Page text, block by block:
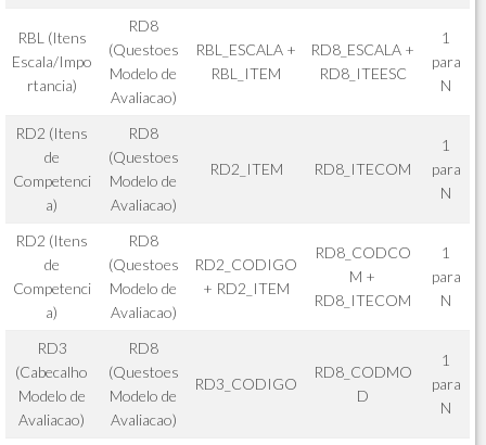
RBL (Itens
Escala/Impo
rtancia)
RD8
(Questoes
Modelo de
Avaliacao)
RBL_ESCALA +
RBL_ITEM
RD8_ESCALA +
RD8_ITEESC
1
para
N
RD2 (Itens
de
Competenci
a)
RD8
(Questoes
Modelo de
Avaliacao)
RD2_ITEM RD8_ITECOM
1
para
N
RD2 (Itens
de
Competenci
a)
RD8
(Questoes
Modelo de
Avaliacao)
RD2_CODIGO
+ RD2_ITEM
RD8_CODCO
M +
RD8_ITECOM
1
para
N
RD3
(Cabecalho
Modelo de
Avaliacao)
RD8
(Questoes
Modelo de
Avaliacao)
RD3_CODIGO
RD8_CODMO
D
1
para
N